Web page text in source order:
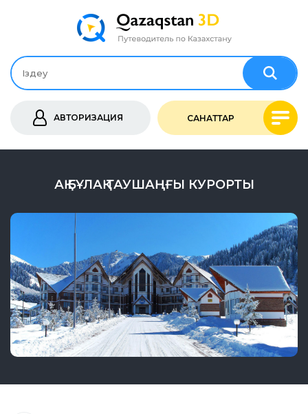
АВТОРИЗАЦИЯ САНАТТАР
АҚ БҰЛАҚ ТАУШАҢҒЫ КУРОРТЫ